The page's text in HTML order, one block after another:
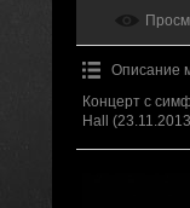
Описание
Концерт с
Hall